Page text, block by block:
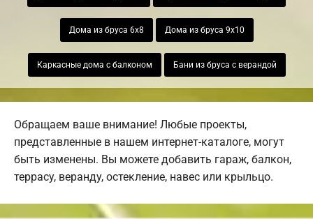
Дома из бруса 6х8 Дома из бруса 9х10
Каркасные дома с балконом Бани из бруса с верандой
Обращаем ваше внимание! Любые проекты,
представленные в нашем интернет-каталоге, могут
быть изменены. Вы можете добавить гараж, балкон,
террасу, веранду, остекление, навес или крыльцо.